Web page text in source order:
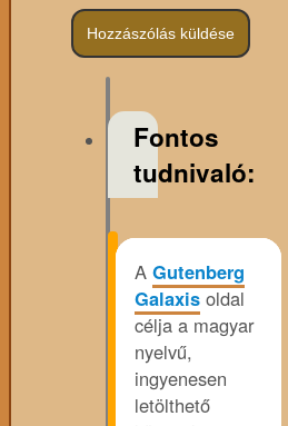
Fontos
tudnivaló:
A Gutenberg
Galaxis oldal
célja a magyar
nyelvű,
ingyenesen
letölthető